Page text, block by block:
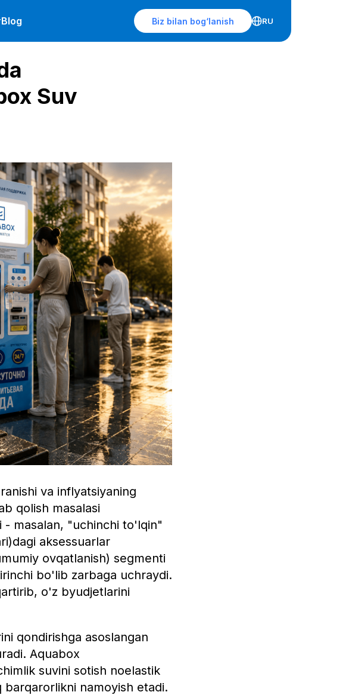
Blog Biz bilan bog‘lanish RU
Suv
va inflyatsiyaning
qolish masalasi
- masalan, "uchinchi to'lqin"
aksessuarlar
ovqatlanish) segmenti
bo'lib zarbaga uchraydi.
o'z byudjetlarini
qondirishga asoslangan
Aquabox
suvini sotish noelastik
namoyish etadi.